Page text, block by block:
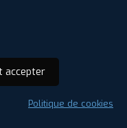
accepter
Politique de cookies